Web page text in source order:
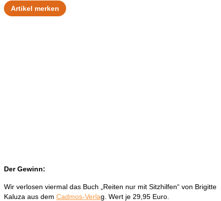
Artikel merken
Der Gewinn:
Wir verlosen viermal das Buch „Reiten nur mit Sitzhilfen“ von Brigitte
Kaluza aus dem Cadmos-Verlag. Wert je 29,95 Euro.